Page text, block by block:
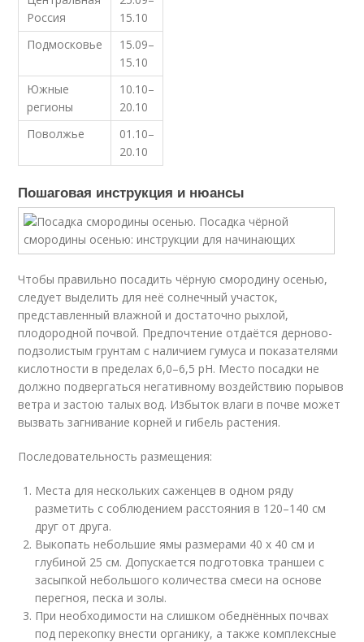
Россия
15.10
Подмосковье
15.09–
15.10
Южные
регионы
10.10–
20.10
Поволжье
01.10–
20.10
Пошаговая инструкция и нюансы
Чтобы правильно посадить чёрную смородину осенью,
следует выделить для неё солнечный участок,
представленный влажной и достаточно рыхлой,
плодородной почвой. Предпочтение отдаётся дерново-
подзолистым грунтам с наличием гумуса и показателями
кислотности в пределах 6,0–6,5 рН. Место посадки не
должно подвергаться негативному воздействию порывов
ветра и застою талых вод. Избыток влаги в почве может
вызвать загнивание корней и гибель растения.
Последовательность размещения:
Места для нескольких саженцев в одном ряду
разметить с соблюдением расстояния в 120–140 см
друг от друга.
Выкопать небольшие ямы размерами 40 х 40 см и
глубиной 25 см. Допускается подготовка траншеи с
засыпкой небольшого количества смеси на основе
перегноя, песка и золы.
При необходимости на слишком обеднённых почвах
под перекопку внести органику, а также комплексные